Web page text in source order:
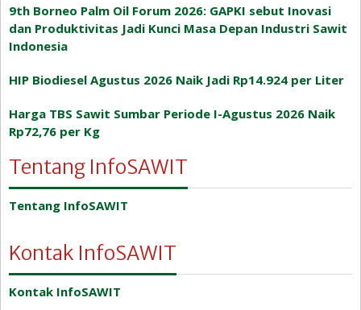
9th Borneo Palm Oil Forum 2026: GAPKI sebut Inovasi
dan Produktivitas Jadi Kunci Masa Depan Industri Sawit
Indonesia
HIP Biodiesel Agustus 2026 Naik Jadi Rp14.924 per Liter
Harga TBS Sawit Sumbar Periode I-Agustus 2026 Naik
Rp72,76 per Kg
Tentang InfoSAWIT
Tentang InfoSAWIT
Kontak InfoSAWIT
Kontak InfoSAWIT